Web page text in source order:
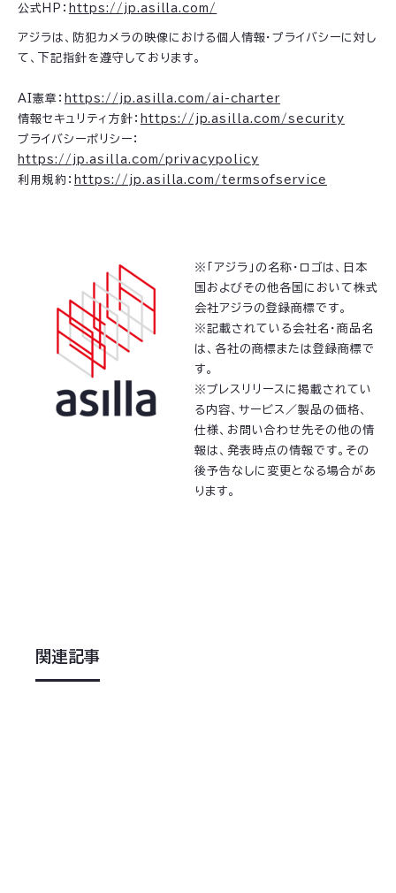
公式HP： https://jp.asilla.com/
アジラは、防犯カメラの映像における個人情報・プライバシーに対し
て、下記指針を遵守しております。
AI憲章： https://jp.asilla.com/ai-charter
情報セキュリティ方針： https://jp.asilla.com/security
プライバシーポリシー：
https://jp.asilla.com/privacypolicy
利用規約： https://jp.asilla.com/termsofservice
※「アジラ」の名称・ロゴは、日本
国およびその他各国において株式
会社アジラの登録商標です。
※記載されている会社名・商品名
は、各社の商標または登録商標で
す。
※プレスリリースに掲載されてい
る内容、サービス／製品の価格、
仕様、お問い合わせ先その他の情
報は、発表時点の情報です。その
後予告なしに変更となる場合があ
ります。
関連記事